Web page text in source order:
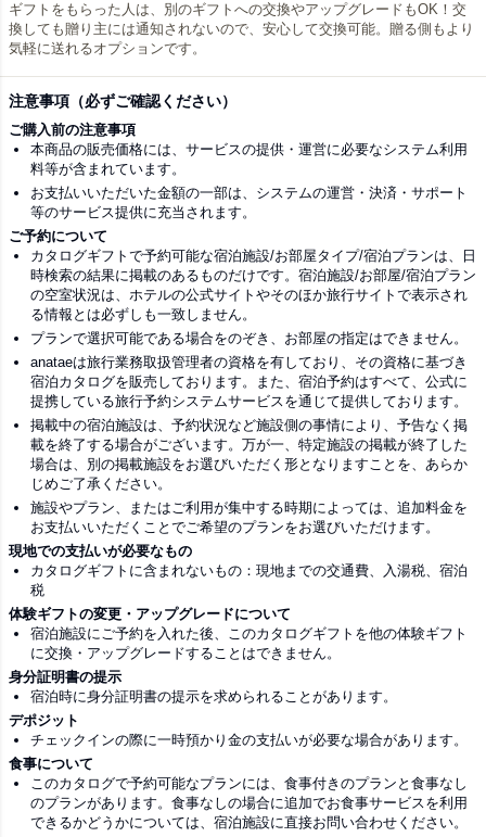
ギフトをもらった人は、別のギフトへの交換やアップグレードもOK！交
換しても贈り主には通知されないので、安心して交換可能。贈る側もより
気軽に送れるオプションです。
注意事項（必ずご確認ください）
ご購入前の注意事項
本商品の販売価格には、サービスの提供・運営に必要なシステム利用
料等が含まれています。
お支払いいただいた金額の一部は、システムの運営・決済・サポート
等のサービス提供に充当されます。
ご予約について
カタログギフトで予約可能な宿泊施設/お部屋タイプ/宿泊プランは、日
時検索の結果に掲載のあるものだけです。宿泊施設/お部屋/宿泊プラン
の空室状況は、ホテルの公式サイトやそのほか旅行サイトで表示され
る情報とは必ずしも一致しません。
プランで選択可能である場合をのぞき、お部屋の指定はできません。
anataeは旅行業務取扱管理者の資格を有しており、その資格に基づき
宿泊カタログを販売しております。また、宿泊予約はすべて、公式に
提携している旅行予約システムサービスを通じて提供しております。
掲載中の宿泊施設は、予約状況など施設側の事情により、予告なく掲
載を終了する場合がございます。万が一、特定施設の掲載が終了した
場合は、別の掲載施設をお選びいただく形となりますことを、あらか
じめご了承ください。
施設やプラン、またはご利用が集中する時期によっては、追加料金を
お支払いいただくことでご希望のプランをお選びいただけます。
現地での支払いが必要なもの
カタログギフトに含まれないもの：現地までの交通費、入湯税、宿泊
税
体験ギフトの変更・アップグレードについて
宿泊施設にご予約を入れた後、このカタログギフトを他の体験ギフト
に交換・アップグレードすることはできません。
身分証明書の提示
宿泊時に身分証明書の提示を求められることがあります。
デポジット
チェックインの際に一時預かり金の支払いが必要な場合があります。
食事について
このカタログで予約可能なプランには、食事付きのプランと食事なし
のプランがあります。食事なしの場合に追加でお食事サービスを利用
できるかどうかについては、宿泊施設に直接お問い合わせください。